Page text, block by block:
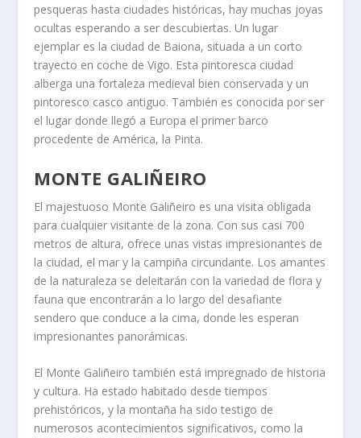
pesqueras hasta ciudades históricas, hay muchas joyas
ocultas esperando a ser descubiertas. Un lugar
ejemplar es la ciudad de Baiona, situada a un corto
trayecto en coche de Vigo. Esta pintoresca ciudad
alberga una fortaleza medieval bien conservada y un
pintoresco casco antiguo. También es conocida por ser
el lugar donde llegó a Europa el primer barco
procedente de América, la Pinta.
MONTE GALIÑEIRO
El majestuoso Monte Galiñeiro es una visita obligada
para cualquier visitante de la zona. Con sus casi 700
metros de altura, ofrece unas vistas impresionantes de
la ciudad, el mar y la campiña circundante. Los amantes
de la naturaleza se deleitarán con la variedad de flora y
fauna que encontrarán a lo largo del desafiante
sendero que conduce a la cima, donde les esperan
impresionantes panorámicas.
El Monte Galiñeiro también está impregnado de historia
y cultura. Ha estado habitado desde tiempos
prehistóricos, y la montaña ha sido testigo de
numerosos acontecimientos significativos, como la